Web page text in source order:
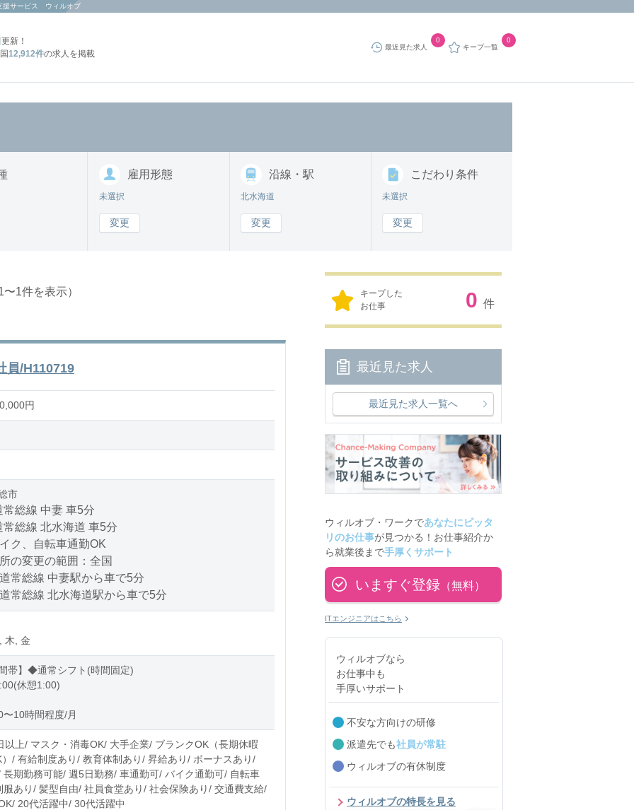
援サービス ウィルオブ
更新！
12,912件の求人を掲載
最近見た求人
0
キープ一覧
0
雇用形態
未選択
変更
沿線・駅
北水海道
変更
こだわり 条件
未選択
変更
〜1件を表示）
員/H110719
円
市
常総線 中妻 車5分
常総線 北水海道 車5分
ク、自転車通勤OK
の変更の範囲：全国
常総線 中妻駅から車で5分
常総線 北水海道駅から車で5分
木, 金
帯】◆通常シフト(時間固定)
休憩1:00)
10時間程度/月
以上/ マスク・消毒OK/ 大手企業/ ブランクOK（長期休暇
/ 有給制度あり/ 教育体制あり/ 昇給あり/ ボーナスあり/
長期勤務可能/ 週5日勤務/ 車通勤可/ バイク通勤可/ 自転車
服あり/ 髪型自由/ 社員食堂あり/ 社会保険あり/ 交通費支給/
20代活躍中/ 30代活躍中
キープした
お仕事
0 件
最近見た求人
最近見た求人一覧へ
ウィルオブ・ワークであなたにピッタ
リのお仕事が見つかる！お仕事紹介か
ら就業後まで手厚くサポート
いますぐ登録 （無料）
ITエンジニアはこちら
ウィルオブなら
お仕事中も
手厚いサポート
不安な方向けの研修
派遣先でも社員が常駐
ウィルオブの有休制度
ウィルオブの特長を見る